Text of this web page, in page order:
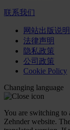
联系我们
网站出版说明
法律声明
隐私政策
公司政策
Cookie Policy
Changing language
You are switching to
Zehnder website.